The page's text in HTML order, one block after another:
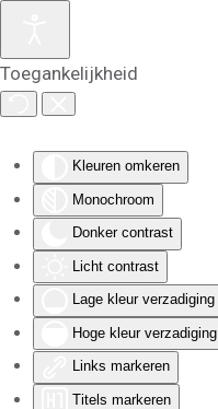
Toegankelijkheid
Kleuren omkeren
Monochroom
Donker contrast
Licht contrast
Lage kleur verzadiging
Hoge kleur verzadiging
Links markeren
Titels markeren
Skip to main content